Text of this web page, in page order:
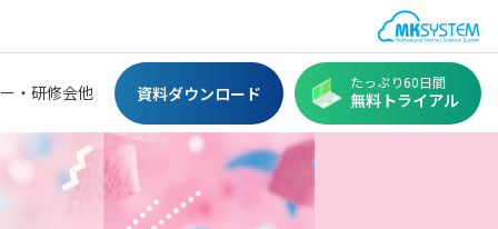
・研修会他 資料ダウンロード
たっぷり60日間
無料トライアル